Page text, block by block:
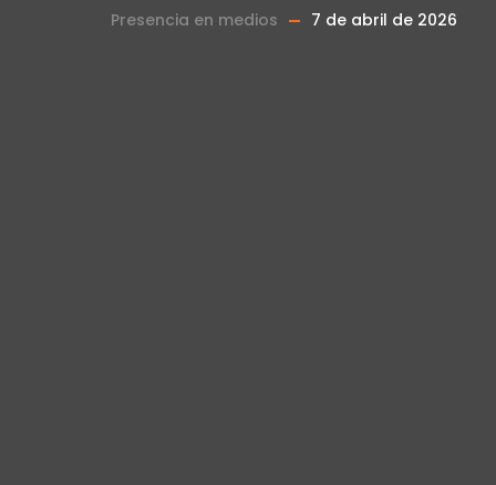
Presencia en medios
7 de abril de 2026